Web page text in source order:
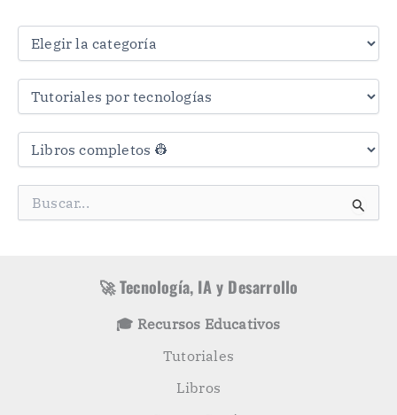
🚀 Tecnología, IA y Desarrollo
🎓 Recursos Educativos
Tutoriales
Libros